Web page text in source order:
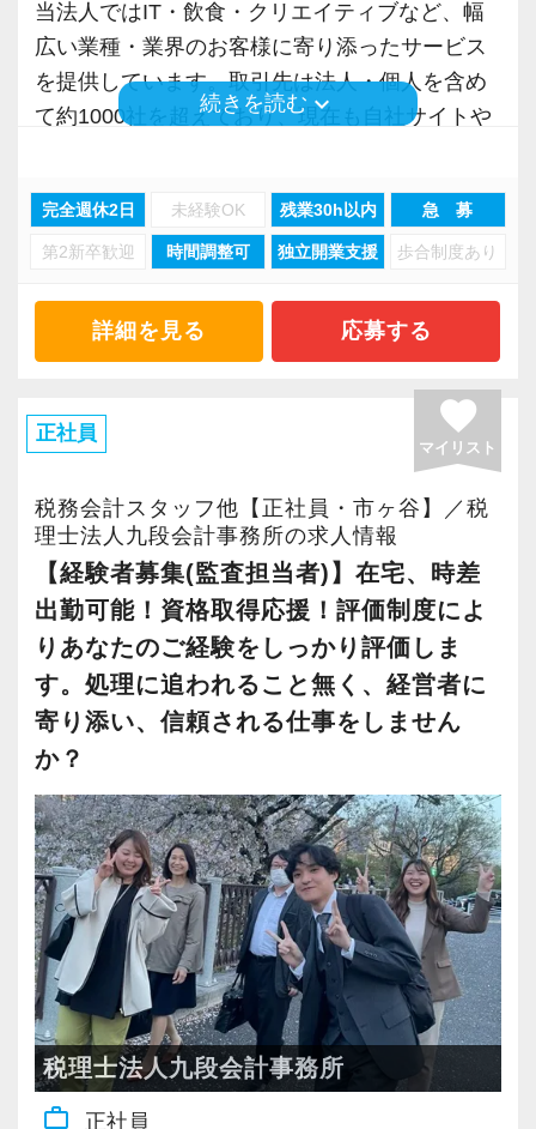
不明点や困ったことがあればいつでもお声がけ
ください。
＜こんな想いがある方に向いています＞
◇将来は税理士資格を取得して独立したい
◇働きやすい環境で腰を据えてキャリアを築き
◇未経験から税務の世界にチャレンジしてみた
い
【やりたいことを叶えるにはぴったりの事務所
です】
仕事に慣れてからは、ご自身のやりたいことを
最大限お任せします。
社内業務を極めたい、担当を持ってみたいな
ど、あなたがやりたいことを目指してくださ
い。私たちはそれを全力で応援いたします。
これから会計業界で活躍していきたい貴方のご
応募をお待ちしています。
ので、子育てや勉強などと両立したい方はお気
軽にご相談ください。
＜毎年3～5％の収入アップ実績あり＞
していく評価体制を続けています。
お持ちのスキルや経験・やりたいことに合わせ
た業務をお任せします。パートでも担当企業を
持っている人もいますし、入力作業や申告書作
成のみの人もいます。どんな仕事がしたいの
か、面接時に教えていただければ調整いたしま
す。
＜入社後の流れ／研修体制について＞
まずは当法人のルールや会計システムなど、基
礎的な部分を学びます。その後はオンライン研
修と先輩からのサポートを受けながら、オフィ
スまたは在宅で業務を行っていただく流れで
す。
＜こんな想いがある方に向いています＞
◇勉強と両立できる環境で経験を積みたい
◇子育てやプライベートを優先したい
◇今はパートでも、いつかは正社員として働き
たい
◇未経験から税務の世界にチャレンジしてみた
い
【時間を優先した働き方で、自分らしく活躍し
てください】
当法人ではIT・飲食・クリエイティブなど、幅
広い業種・業界のお客様に寄り添ったサービス
を提供しています。取引先は法人・個人を含め
て約1000社を超えており、現在も自社サイトや
また、銀行融資や国際税務など専門分野に強い
税理士・公認会計士が多数在籍。起業支援にも
業の誕生をサポートしています。ただ税務をや
るだけの事務所ではなく、一歩先のアドバイス
当法人の社名『Embrace』には、抱擁する・寄
り添う・新しい経験やチャレンジを楽しむとい
った意味が込められています。
これは仕事やサービスに関わる物理的な部分に
限ったことではありません。時代の変化に合わ
せた新しいアイデアや概念も積極的に受け入れ
る、という意味を含めています。
【本人が”やりたいこと”を任せる方針】
経験者の方には、本人がやりたい業務を最大限
任せる方針です。
例えば
◆担当を持ってお客様の経営サポートまで携わ
りたい
◆所内業務を中心にやりたい
◆資格取得に向けて仕事と勉強を両立したい
続きを読む keyboard_arrow_down
完全週休2日 未経験OK 残業30h以内 急 募
第2新卒歓迎 時間調整可 独立開業支援 歩合制度あり
詳細を見る 応募する
正社員 favorite
マイリスト
税務会計スタッフ他【正社員・市ヶ谷】／税
理士法人九段会計事務所の求人情報
【経験者募集(監査担当者)】在宅、時差
出勤可能！資格取得応援！評価制度によ
りあなたのご経験をしっかり評価しま
す。処理に追われること無く、経営者に
寄り添い、信頼される仕事をしません
か？
税理士法人九段会計事務所
work_outline 正社員